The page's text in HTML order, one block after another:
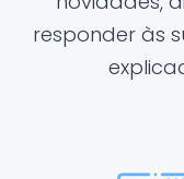
responder às